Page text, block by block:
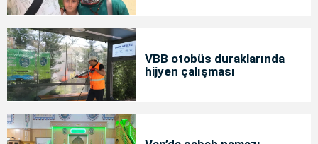
VBB otobüs duraklarında
hijyen çalışması